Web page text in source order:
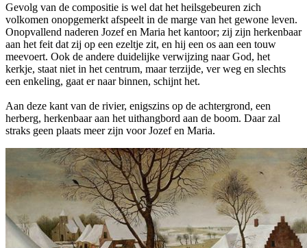
Gevolg van de compositie is wel dat het heilsgebeuren zich
volkomen onopgemerkt afspeelt in de marge van het gewone leven.
Onopvallend naderen Jozef en Maria het kantoor; zij zijn herkenbaar
aan het feit dat zij op een ezeltje zit, en hij een os aan een touw
meevoert. Ook de andere duidelijke verwijzing naar God, het
kerkje, staat niet in het centrum, maar terzijde, ver weg en slechts
een enkeling, gaat er naar binnen, schijnt het.
Aan deze kant van de rivier, enigszins op de achtergrond, een
herberg, herkenbaar aan het uithangbord aan de boom. Daar zal
straks geen plaats meer zijn voor Jozef en Maria.